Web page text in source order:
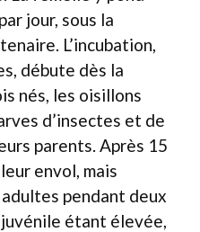
jour, sous la
L’incubation,
débute dès la
nés, les oisillons
d’insectes et de
parents. Après 15
envol, mais
pendant deux
étant élevée,